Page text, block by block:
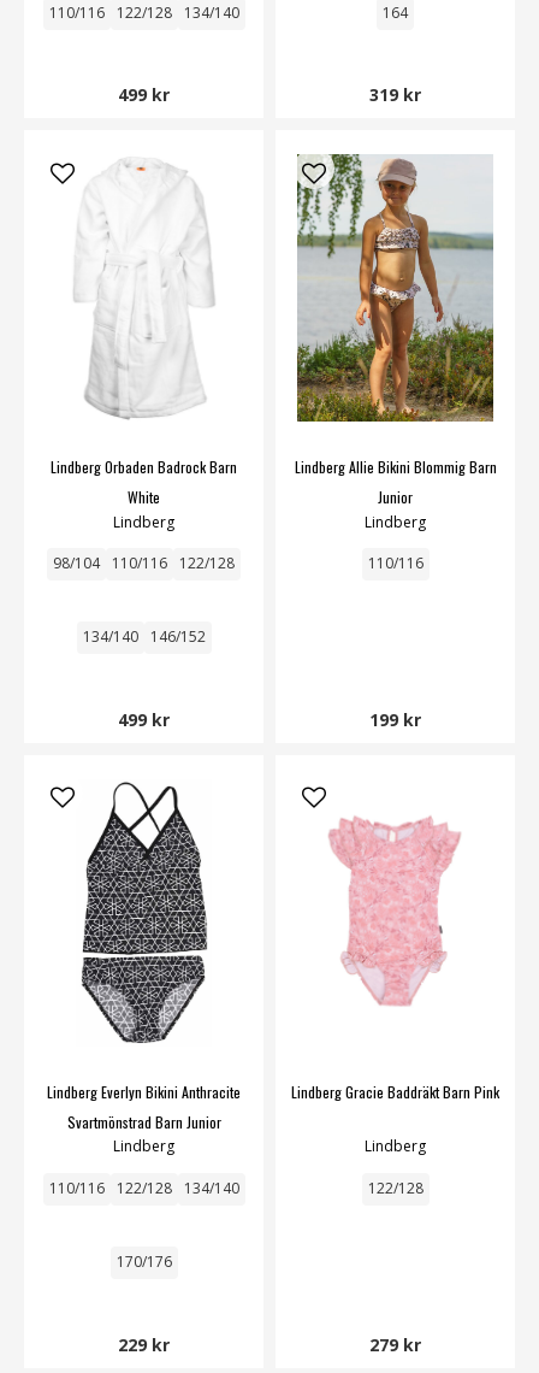
110/116 122/128 134/140
499 kr
164
319 kr
Lindberg Orbaden Badrock Barn
White
Lindberg
98/104 110/116 122/128
134/140 146/152
499 kr
Lindberg Allie Bikini Blommig Barn
Junior
Lindberg
110/116
199 kr
Lindberg Everlyn Bikini Anthracite
Svartmönstrad Barn Junior
Lindberg
110/116 122/128 134/140
170/176
229 kr
Lindberg Gracie Baddräkt Barn Pink
Lindberg
122/128
279 kr